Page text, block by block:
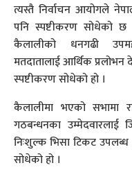
त्यस्तै निर्वाचन आयोगले
पनि स्पष्टीकरण सोधेको छ
कैलालीको धनगढी
मतदातालाई आर्थिक
स्पष्टीकरण सोधेको हो ।
कैलालीमा भएको सभामा
गठबन्धनका उम्मेदवारलाई
निःशुल्क भिसा टिकट
सोधेको हो ।